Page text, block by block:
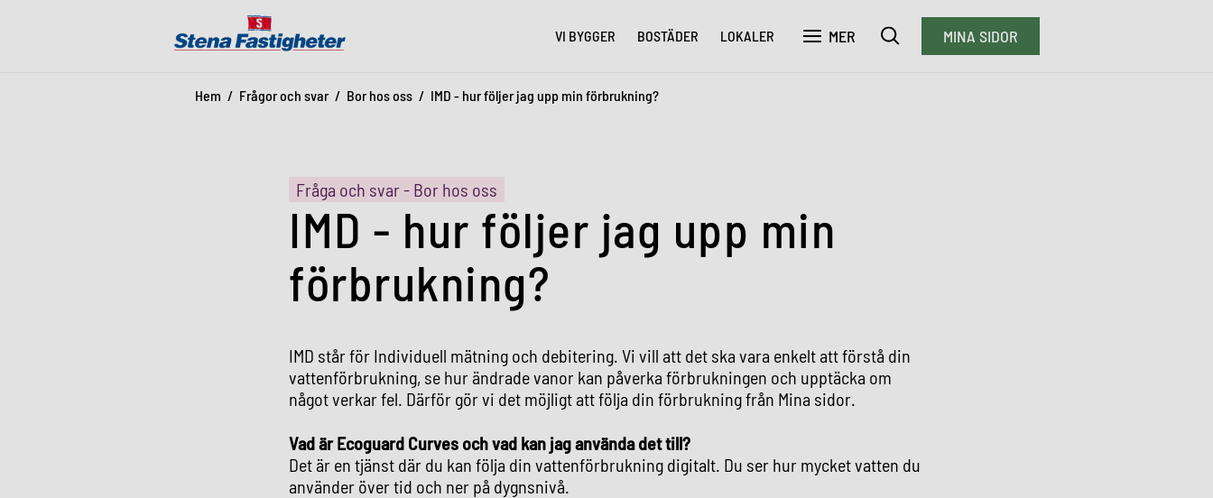
VI BYGGER BOSTÄDER LOKALER MER MINA SIDOR
Hem Frågor och svar Bor hos oss IMD - hur följer jag upp min förbrukning?
Fråga och svar - Bor hos oss
IMD - hur följer jag upp min
förbrukning?
IMD står för Individuell mätning och debitering. Vi vill att det ska vara enkelt att förstå din
vattenförbrukning, se hur ändrade vanor kan påverka förbrukningen och upptäcka om
något verkar fel. Därför gör vi det möjligt att följa din förbrukning från Mina sidor.
Vad är Ecoguard Curves och vad kan jag använda det till?
Det är en tjänst där du kan följa din vattenförbrukning digitalt. Du ser hur mycket vatten du
använder över tid och ner på dygnsnivå.